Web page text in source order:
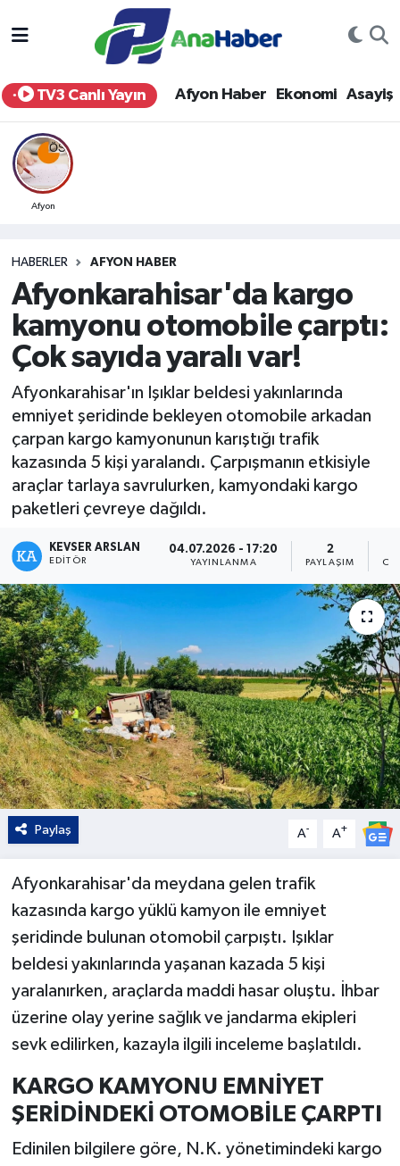
TV3 Canlı Yayın Afyon Haber Ekonomi Asayiş
Afyon
HABERLER AFYON HABER
Afyonkarahisar'da kargo
kamyonu otomobile çarptı:
Çok sayıda yaralı var!
Afyonkarahisar'ın Işıklar beldesi yakınlarında
emniyet şeridinde bekleyen otomobile arkadan
çarpan kargo kamyonunun karıştığı trafik
kazasında 5 kişi yaralandı. Çarpışmanın etkisiyle
araçlar tarlaya savrulurken, kamyondaki kargo
paketleri çevreye dağıldı.
KEVSER ARSLAN
EDITÖR
04.07.2026 - 17:20
YAYINLANMA
2
PAYLAŞIM
Paylaş A- A+
Afyonkarahisar'da meydana gelen trafik
kazasında kargo yüklü kamyon ile emniyet
şeridinde bulunan otomobil çarpıştı. Işıklar
beldesi yakınlarında yaşanan kazada 5 kişi
yaralanırken, araçlarda maddi hasar oluştu. İhbar
üzerine olay yerine sağlık ve jandarma ekipleri
sevk edilirken, kazayla ilgili inceleme başlatıldı.
KARGO KAMYONU EMNİYET
ŞERİDİNDEKİ OTOMOBİLE ÇARPTI
Edinilen bilgilere göre, N.K. yönetimindeki kargo
Yurt Haber
Afyon Haber
Ekonomi
Siyaset
Eğitim
Sağlık
Teknoloji
Kültür - Sanat
Yaşam
Afyonkarahisar Nöbetçi Eczaneler
Afyonkarahisar Hava Durumu
Afyonkarahisar Namaz Vakitleri
Afyonkarahisar Trafik Yoğunluk Haritası
Tüm Manşetler
Son Dakika Haberleri
Haber Arşivi